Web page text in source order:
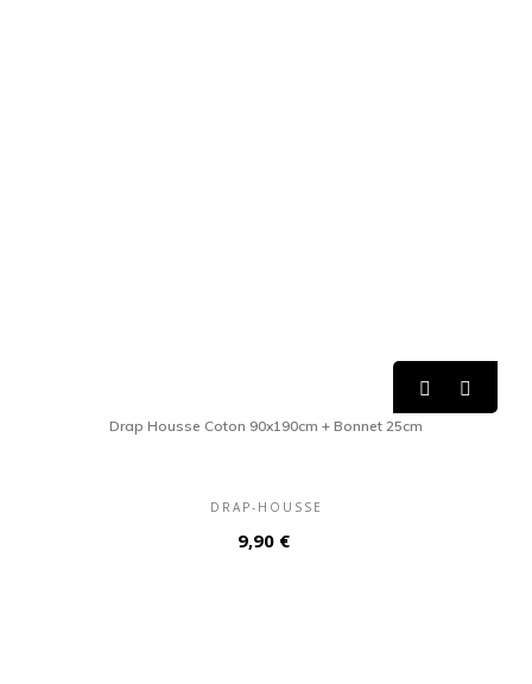


Drap Housse Coton 90x190cm + Bonnet 25cm
DRAP-HOUSSE
Prix
9,90 €